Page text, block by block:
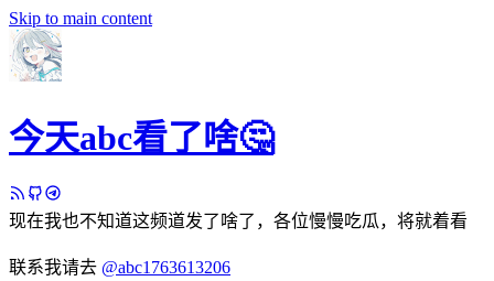
Skip to main content
今天abc看了啥🤔
现在我也不知道这频道发了啥了，各位慢慢吃瓜，将就着看
联系我请去 @abc1763613206